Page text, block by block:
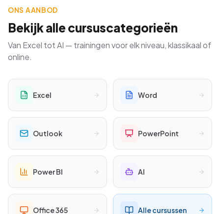
ONS AANBOD
Bekijk alle cursuscategorieën
Van Excel tot AI — trainingen voor elk niveau, klassikaal of
online.
Excel Word
Outlook PowerPoint
Power BI AI
Office 365 Alle cursussen